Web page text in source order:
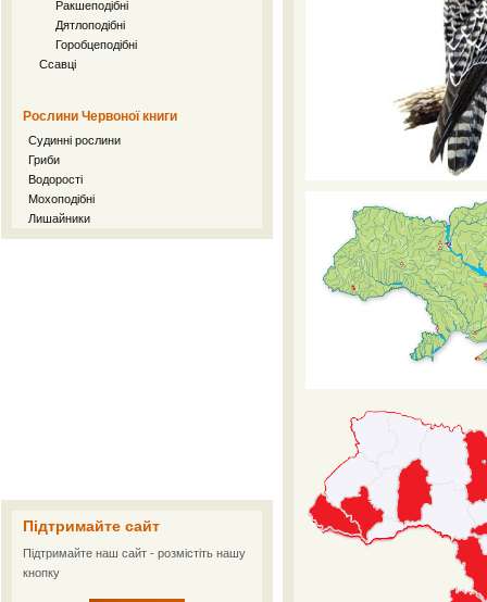
Ракшеподібні
Дятлоподібні
Горобцеподібні
Ссавці
Рослини Червоної книги
Судинні рослини
Гриби
Водорості
Мохоподібні
Лишайники
Підтримайте сайт
Підтримайте наш сайт - розмістіть нашу
кнопку